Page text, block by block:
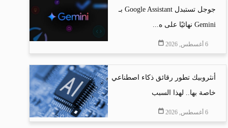
جوجل تستبدل Google Assistant بـ
Gemini نهائيًا على ه...
6 أغسطس, 2026
أنثروبيك تطور رقائق ذكاء اصطناعي
خاصة بها.. لهذا السبب
6 أغسطس, 2026